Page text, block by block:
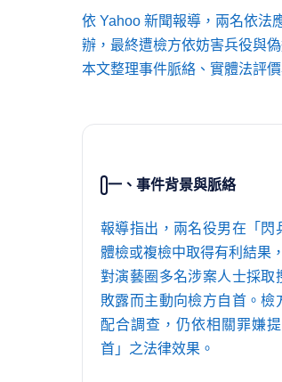
依 Yahoo 新聞報導，兩名依法
辦，最終遭檢方依妨害兵役與
本文整理事件脈絡、實體法評
一、事件背景與脈絡
報導指出，兩名役男在「閃
體檢或複檢中取得有利結果
對演藝圈多名涉案人士採取
敗露而主動向檢方自首。
配合調查，仍依相關罪嫌
首」之法律效果。